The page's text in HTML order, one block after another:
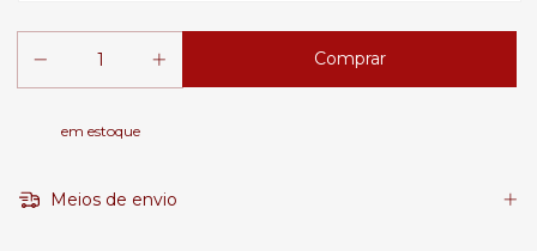
em estoque
Meios de envio